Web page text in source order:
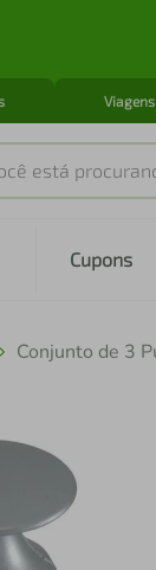
Viagens
está procurando?
Cupons